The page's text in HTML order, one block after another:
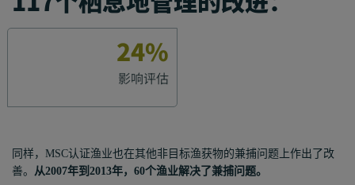
24%
影响评估
同样， MSC认证渔业也在其他非目标渔获物的兼捕问题上作出了改
善。 从2007年到2013年，60个渔业解决了兼捕问题。